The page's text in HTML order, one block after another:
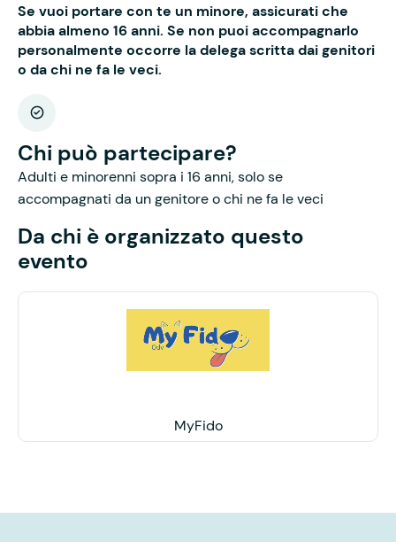
Se vuoi portare con te un minore, assicurati che
abbia almeno 16 anni. Se non puoi accompagnarlo
personalmente occorre la delega scritta dai genitori
o da chi ne fa le veci.
Chi può partecipare?
Adulti e minorenni sopra i 16 anni, solo se
accompagnati da un genitore o chi ne fa le veci
Da chi è organizzato questo
evento
MyFido